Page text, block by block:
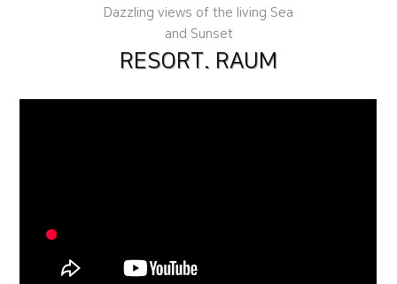
Dazzling views of the living Sea
and Sunset
RESORT. RAUM